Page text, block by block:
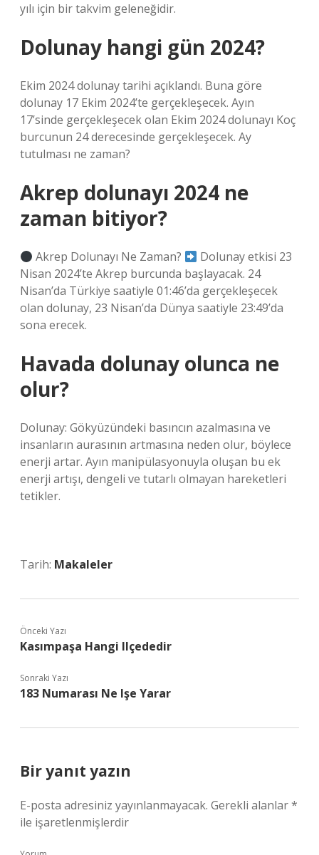
yılı için bir takvim geleneğidir.
Dolunay hangi gün 2024?
Ekim 2024 dolunay tarihi açıklandı. Buna göre
dolunay 17 Ekim 2024’te gerçekleşecek. Ayın
17’sinde gerçekleşecek olan Ekim 2024 dolunayı Koç
burcunun 24 derecesinde gerçekleşecek. Ay
tutulması ne zaman?
Akrep dolunayı 2024 ne
zaman bitiyor?
Akrep Dolunayı Ne Zaman?
Dolunay etkisi 23
Nisan 2024’te Akrep burcunda başlayacak. 24
Nisan’da Türkiye saatiyle 01:46’da gerçekleşecek
olan dolunay, 23 Nisan’da Dünya saatiyle 23:49’da
sona erecek.
Havada dolunay olunca ne
olur?
Dolunay: Gökyüzündeki basıncın azalmasına ve
insanların aurasının artmasına neden olur, böylece
enerji artar. Ayın manipülasyonuyla oluşan bu ek
enerji artışı, dengeli ve tutarlı olmayan hareketleri
tetikler.
Tarih: Makaleler
Önceki Yazı
Kasımpaşa Hangi Ilçededir
Sonraki Yazı
183 Numarası Ne Işe Yarar
Bir yanıt yazın
E-posta adresiniz yayınlanmayacak. Gerekli alanlar*
ile işaretlenmişlerdir